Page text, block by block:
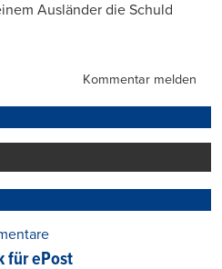
Ausländer die Schuld
Kommentar melden
für ePost